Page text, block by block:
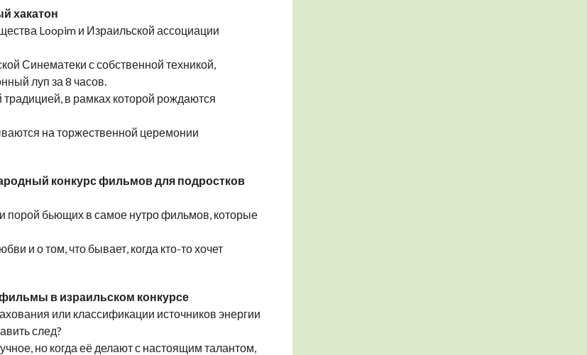
хакатон
Loopim и Израильской ассоциации
Синематеки с собственной техникой,
луп за 8 часов.
в рамках которой рождаются
на торжественной церемонии
конкурс фильмов для подростков
порой бьющих в самое нутро фильмов, которые
и о том, что бывает, когда кто-то хочет
в израильском конкурсе
или классификации источников энергии
след?
но когда её делают с настоящим талантом,